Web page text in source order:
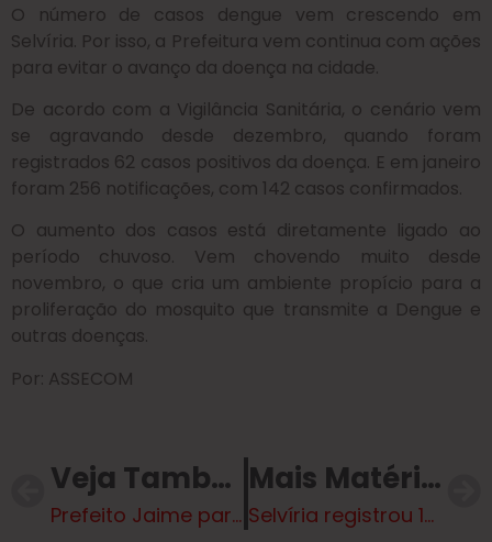
O número de casos dengue vem crescendo em
Selvíria. Por isso, a Prefeitura vem continua com ações
para evitar o avanço da doença na cidade.
De acordo com a Vigilância Sanitária, o cenário vem
se agravando desde dezembro, quando foram
registrados 62 casos positivos da doença. E em janeiro
foram 256 notificações, com 142 casos confirmados.
O aumento dos casos está diretamente ligado ao
período chuvoso. Vem chovendo muito desde
novembro, o que cria um ambiente propício para a
proliferação do mosquito que transmite a Dengue e
outras doenças.
Por: ASSECOM
Veja Também
Prefeito Jaime participa da abertura do ano legislativo da Câmara de Selvíria
Mais Matérias
Selvíria registrou 142 casos de Dengue em janeiro; Prefeitura continua com ações e população deve colaborar